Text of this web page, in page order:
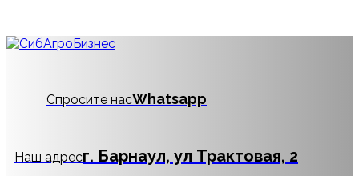
Спросите насWhatsapp
Наш адресг. Барнаул, ул Трактовая, 2